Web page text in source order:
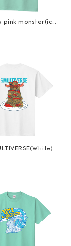
pink monster(ice